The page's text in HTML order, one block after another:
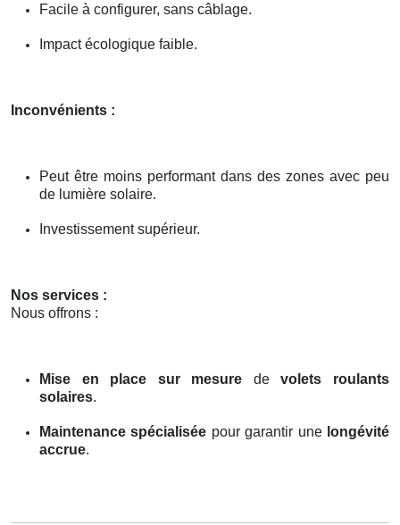
Facile à configurer, sans câblage.
Impact écologique faible.
Inconvénients :
Peut être moins performant dans des zones avec peu
de lumière solaire.
Investissement supérieur.
Nos services :
Nous offrons :
Mise en place sur mesure devolets roulants
solaires.
Maintenance spécialisée pour garantir une longévité
accrue.